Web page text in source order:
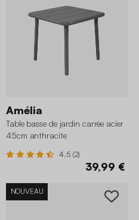
Amélia
Table basse de jardin carrée acier
45cm anthracite
4.5 (2)
39,99 €
NOUVEAU